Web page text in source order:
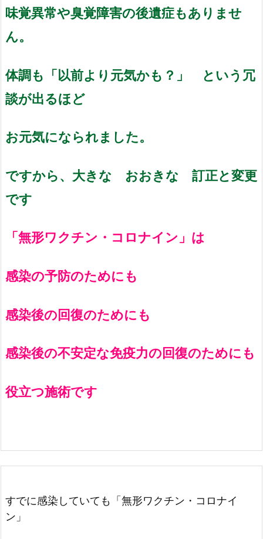
味覚異常や臭覚障害の後遺症もありませ
ん。
体調も「以前より元気かも？」 という冗
談が出るほど
お元気になられました。
ですから、大きな おおきな 訂正と変更
です
「無形ワクチン・コロナイン」は
感染の予防のためにも
感染後の回復のためにも
感染後の不安定な免疫力の回復のためにも
役立つ施術です
すでに感染していても「無形ワクチン・コロナイ
ン」